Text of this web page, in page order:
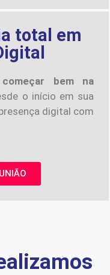
total em
bem na
o início em sua
digital com